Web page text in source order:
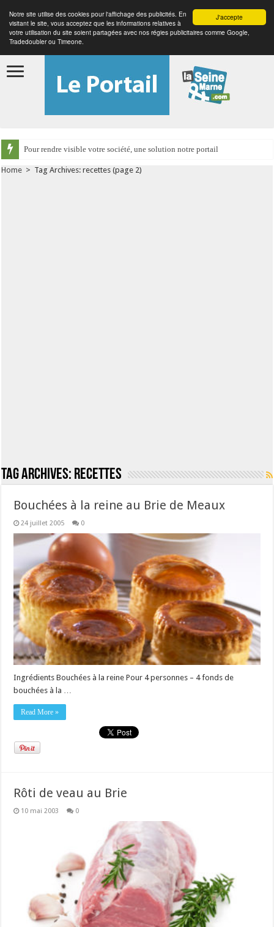
J'accepte
Notre site utilise des cookies pour l'affichage des publicités. En
visitant le site, vous acceptez que les informations relatives à
votre utilisation du site soient partagées avec nos régies publicitaires comme Google,
Tradedoubler ou Timeone.
Pour rendre visible votre société, une solution notre portail
Home > Tag Archives: recettes (page 2)
Tag Archives: recettes
Bouchées à la reine au Brie de Meaux
24 juillet 2005 0
Ingrédients Bouchées à la reine Pour 4 personnes – 4 fonds de
bouchées à la …
Read More »
Rôti de veau au Brie
10 mai 2003 0